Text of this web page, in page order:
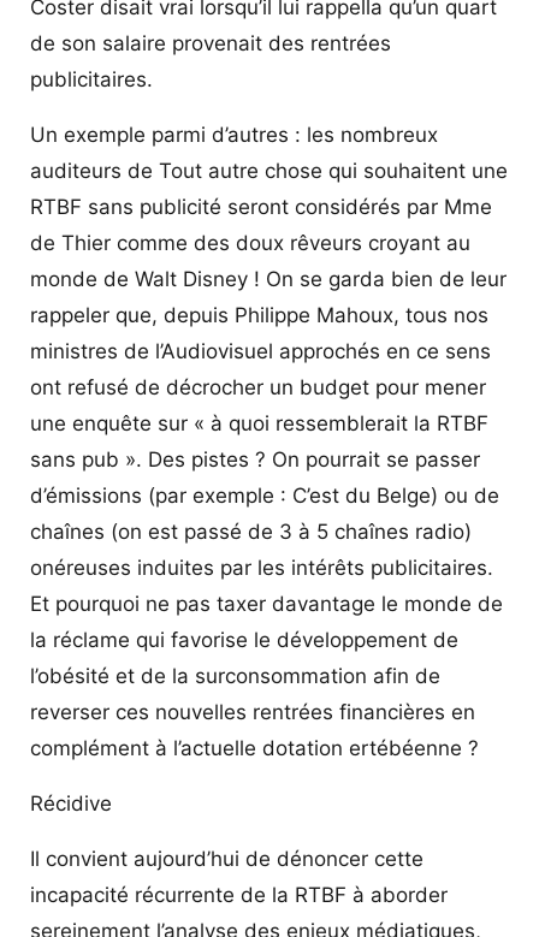
Coster disait vrai lorsqu’il lui rappella qu’un quart
de son salaire provenait des rentrées
publicitaires.
Un exemple parmi d’autres : les nombreux
auditeurs de Tout autre chose qui souhaitent une
RTBF sans publicité seront considérés par Mme
de Thier comme des doux rêveurs croyant au
monde de Walt Disney ! On se garda bien de leur
rappeler que, depuis Philippe Mahoux, tous nos
ministres de l’Audiovisuel approchés en ce sens
ont refusé de décrocher un budget pour mener
une enquête sur « à quoi ressemblerait la RTBF
sans pub ». Des pistes ? On pourrait se passer
d’émissions (par exemple : C’est du Belge) ou de
chaînes (on est passé de 3 à 5 chaînes radio)
onéreuses induites par les intérêts publicitaires.
Et pourquoi ne pas taxer davantage le monde de
la réclame qui favorise le développement de
l’obésité et de la surconsommation afin de
reverser ces nouvelles rentrées financières en
complément à l’actuelle dotation ertébéenne ?
Récidive
Il convient aujourd’hui de dénoncer cette
incapacité récurrente de la RTBF à aborder
sereinement l’analyse des enjeux médiatiques,